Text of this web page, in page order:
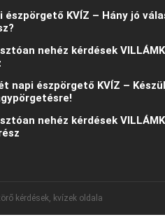
észpörgető KVÍZ – Hány jó
nehéz kérdések
napi észpörgető KVÍZ –
nehéz kérdések
kérdések, kvízek oldala